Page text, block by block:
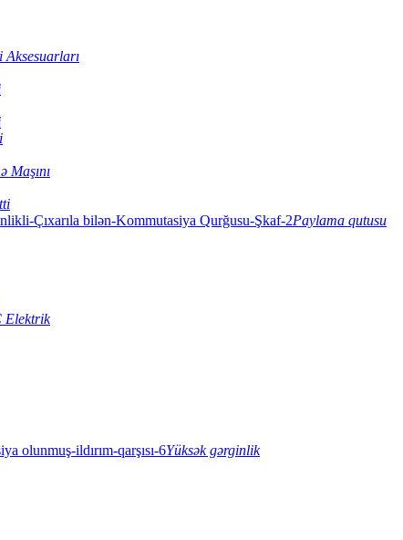
Maşını
Paylama qutusu
Elektrik
Yüksək gərginlik